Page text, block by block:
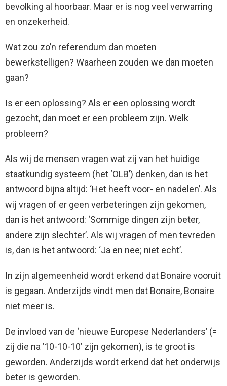
bevolking al hoorbaar. Maar er is nog veel verwarring
en onzekerheid.
Wat zou zo’n referendum dan moeten
bewerkstelligen? Waarheen zouden we dan moeten
gaan?
Is er een oplossing? Als er een oplossing wordt
gezocht, dan moet er een probleem zijn. Welk
probleem?
Als wij de mensen vragen wat zij van het huidige
staatkundig systeem (het ‘OLB’) denken, dan is het
antwoord bijna altijd: ‘Het heeft voor- en nadelen’. Als
wij vragen of er geen verbeteringen zijn gekomen,
dan is het antwoord: ‘Sommige dingen zijn beter,
andere zijn slechter’. Als wij vragen of men tevreden
is, dan is het antwoord: ‘Ja en nee; niet echt’.
In zijn algemeenheid wordt erkend dat Bonaire vooruit
is gegaan. Anderzijds vindt men dat Bonaire, Bonaire
niet meer is.
De invloed van de ‘nieuwe Europese Nederlanders’ (=
zij die na ’10-10-10’ zijn gekomen), is te groot is
geworden. Anderzijds wordt erkend dat het onderwijs
beter is geworden.